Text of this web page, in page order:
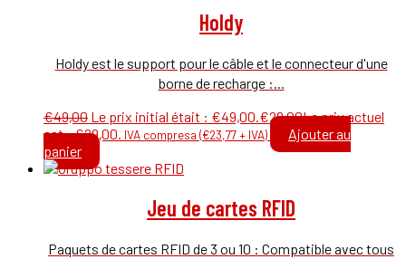
Holdy
Holdy est le support pour le câble et le connecteur d'une
borne de recharge :...
€49,00 Le prix initial était : €49,00.€29,00Le prix actuel
est : €29,00. IVA compresa (€23,77+ IVA)
Ajouter au
panier
Jeu de cartes RFID
Paquets de cartes RFID de 3 ou 10 : Compatible avec tous